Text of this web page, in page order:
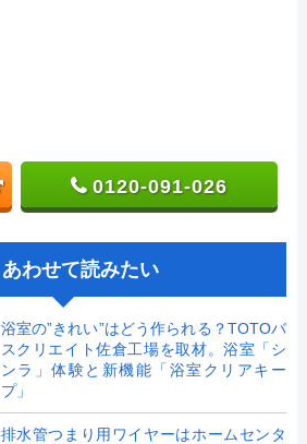
0120-091-026
あわせて読みたい
浴室の”きれい”はどう作られる？TOTOバ
スクリエイト佐倉工場を取材。浴室「シ
ンラ」体験と新機能「浴室クリアキー
プ」
排水管つまり用ワイヤーはホームセンタ